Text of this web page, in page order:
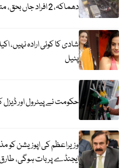
دھماکہ، 2 افراد جاں بحق، متعدد زخمی
شادی کا کوئی ارادہ نہیں،
پٹیل
حکومت نے پیٹرول اور
وزیراعظم کی اپوزیشن کو
ایجنڈے پر بات ہوگی،